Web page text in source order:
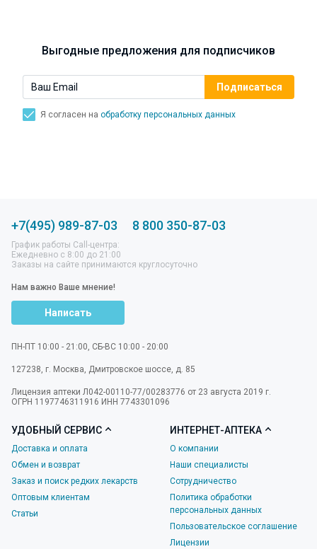
Выгодные предложения для подписчиков
Я согласен на обработку персональных данных
+7(495) 989-87-03 8 800 350-87-03
График работы Call-центра:
Ежедневно с 8:00 до 21:00
Заказы на сайте принимаются круглосуточно
Нам важно Ваше мнение!
Написать
ПН-ПТ 10:00 - 21:00, СБ-ВС 10:00 - 20:00
127238 г. Москва Дмитровское шоссе, д. 85
Лицензия аптеки Л042-00110-77/00283776 от 23 августа 2019 г.
ОГРН 1197746311916 ИНН 7743301096
УДОБНЫЙ СЕРВИС
Доставка и оплата
Обмен и возврат
Заказ и поиск редких лекарств
Оптовым клиентам
Статьи
ИНТЕРНЕТ-АПТЕКА
О компании
Наши специалисты
Сотрудничество
Политика обработки
персональных данных
Пользовательское соглашение
Лицензии